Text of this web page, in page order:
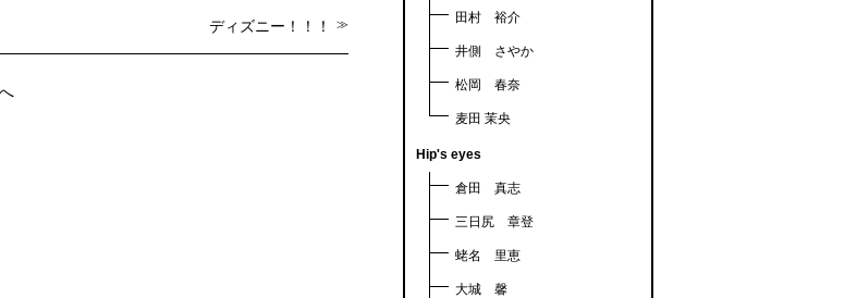
ディズニー！！！
田村 裕介
井側 さやか
松岡 春奈
麦田 茉央
Hip's eyes
倉田 真志
三日尻 章登
蛯名 里恵
大城 馨